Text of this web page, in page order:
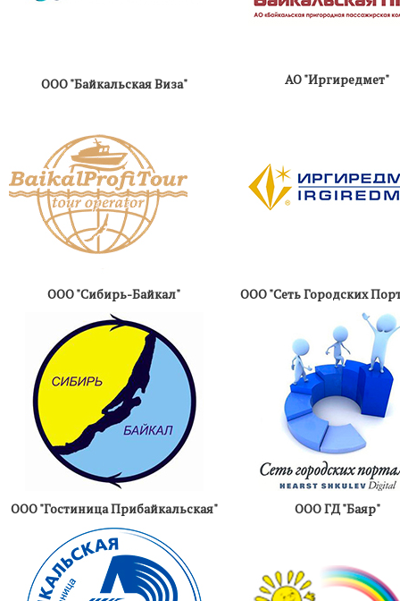
ООО "Байкальская Виза" АО "Иргиредмет"
ООО "Сибирь-Байкал" ООО "Сеть Городских
ООО "Гостиница Прибайкальская" ООО ГД "Баяр"